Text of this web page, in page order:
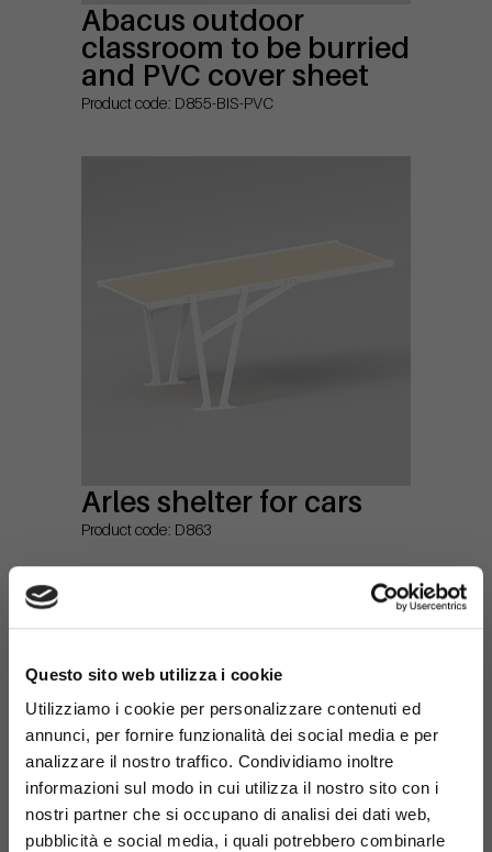
Questo sito web utilizza i cookie
Utilizziamo i cookie per personalizzare contenuti ed
annunci, per fornire funzionalità dei social media e per
analizzare il nostro traffico. Condividiamo inoltre
informazioni sul modo in cui utilizza il nostro sito con i
nostri partner che si occupano di analisi dei dati web,
pubblicità e social media, i quali potrebbero combinarle
Abacus outdoor
classroom to be burried
and PVC cover sheet
Product code: D855-BIS-PVC
Arles shelter for cars
Product code: D863